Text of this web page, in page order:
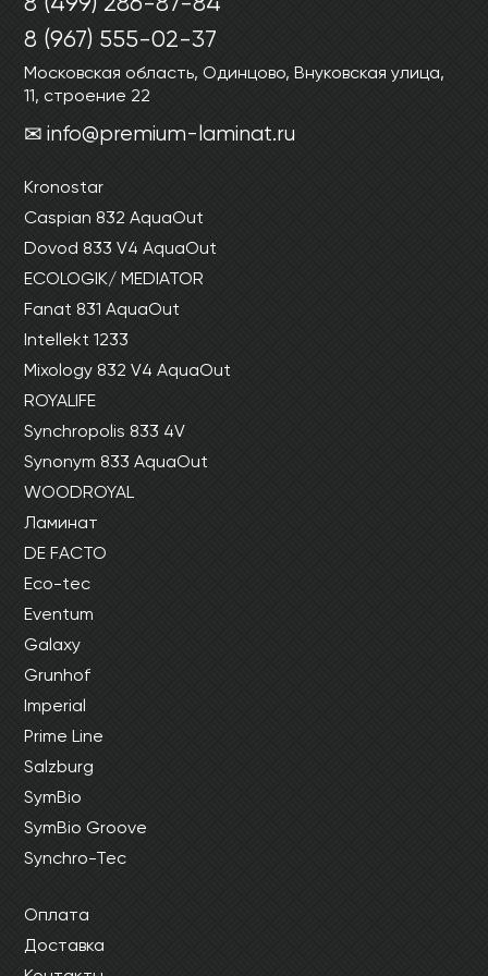
Ваши данные не будут переданы третьим
лицам
Ваши данные не будут переданы третьим
лицам
8 (967) 555-02-37
Московская область, Одинцово, Внуковская улица,
11, строение 22
info@premium-laminat.ru
Kronostar
Caspian 832 AquaOut
Dovod 833 V4 AquaOut
ECOLOGIK/ MEDIATOR
Fanat 831 AquaOut
Intellekt 1233
Mixology 832 V4 AquaOut
ROYALIFE
Synchropolis 833 4V
Synonym 833 AquaOut
WOODROYAL
Ламинат
DE FACTO
Eco-tec
Eventum
Galaxy
Grunhof
Imperial
Prime Line
Salzburg
SymBio
SymBio Groove
Synchro-Tec
Оплата
Доставка